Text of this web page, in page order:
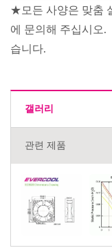
★모든 사양은 맞춤
에 문의해 주십시오
습니다.
갤러리
관련 제품